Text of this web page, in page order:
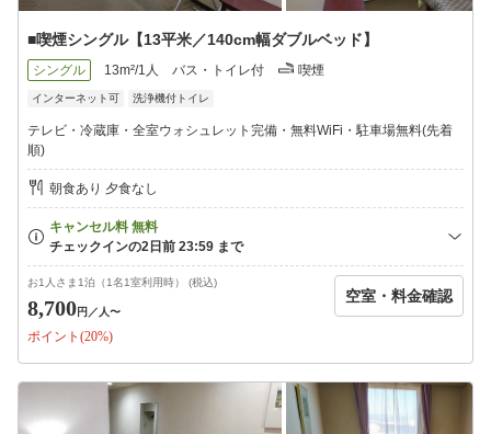
■喫煙シングル【13平米／140cm幅ダブルベッド】
シングル 13m²/1人 バス・トイレ付 喫煙
インターネット可 洗浄機付トイレ
テレビ・冷蔵庫・全室ウォシュレット完備・無料WiFi・駐車場無料(先着
順)
朝食あり 夕食なし
お1人さま1泊（1名1室利用時） (税込)
8,700円 ／人〜
ポイント(20%)
空室・料金確認